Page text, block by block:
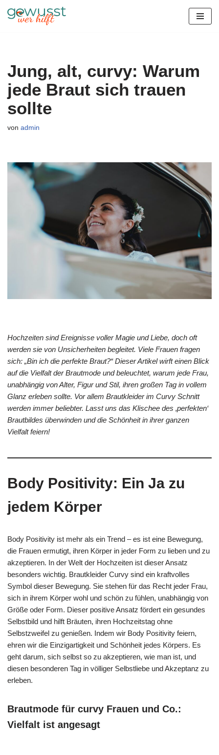
Jung, alt, curvy: Warum
jede Braut sich trauen
sollte
von admin
Hochzeiten sind Ereignisse voller Magie und Liebe, doch oft
werden sie von Unsicherheiten begleitet. Viele Frauen fragen
sich: „Bin ich die perfekte Braut?“ Dieser Artikel wirft einen Blick
auf die Vielfalt der Brautmode und beleuchtet, warum jede Frau,
unabhängig von Alter, Figur und Stil, ihren großen Tag in vollem
Glanz erleben sollte. Vor allem Brautkleider im Curvy Schnitt
werden immer beliebter. Lasst uns das Klischee des ‚perfekten‘
Brautbildes überwinden und die Schönheit in ihrer ganzen
Vielfalt feiern!
Body Positivity: Ein Ja zu
jedem Körper
Body Positivity ist mehr als ein Trend – es ist eine Bewegung,
die Frauen ermutigt, ihren Körper in jeder Form zu lieben und zu
akzeptieren. In der Welt der Hochzeiten ist dieser Ansatz
besonders wichtig. Brautkleider Curvy sind ein kraftvolles
Symbol dieser Bewegung. Sie stehen für das Recht jeder Frau,
sich in ihrem Körper wohl und schön zu fühlen, unabhängig von
Größe oder Form. Dieser positive Ansatz fördert ein gesundes
Selbstbild und hilft Bräuten, ihren Hochzeitstag ohne
Selbstzweifel zu genießen. Indem wir Body Positivity feiern,
ehren wir die Einzigartigkeit und Schönheit jedes Körpers. Es
geht darum, sich selbst so zu akzeptieren, wie man ist, und
diesen besonderen Tag in völliger Selbstliebe und Akzeptanz zu
erleben.
Brautmode für curvy Frauen und Co.:
Vielfalt ist angesagt